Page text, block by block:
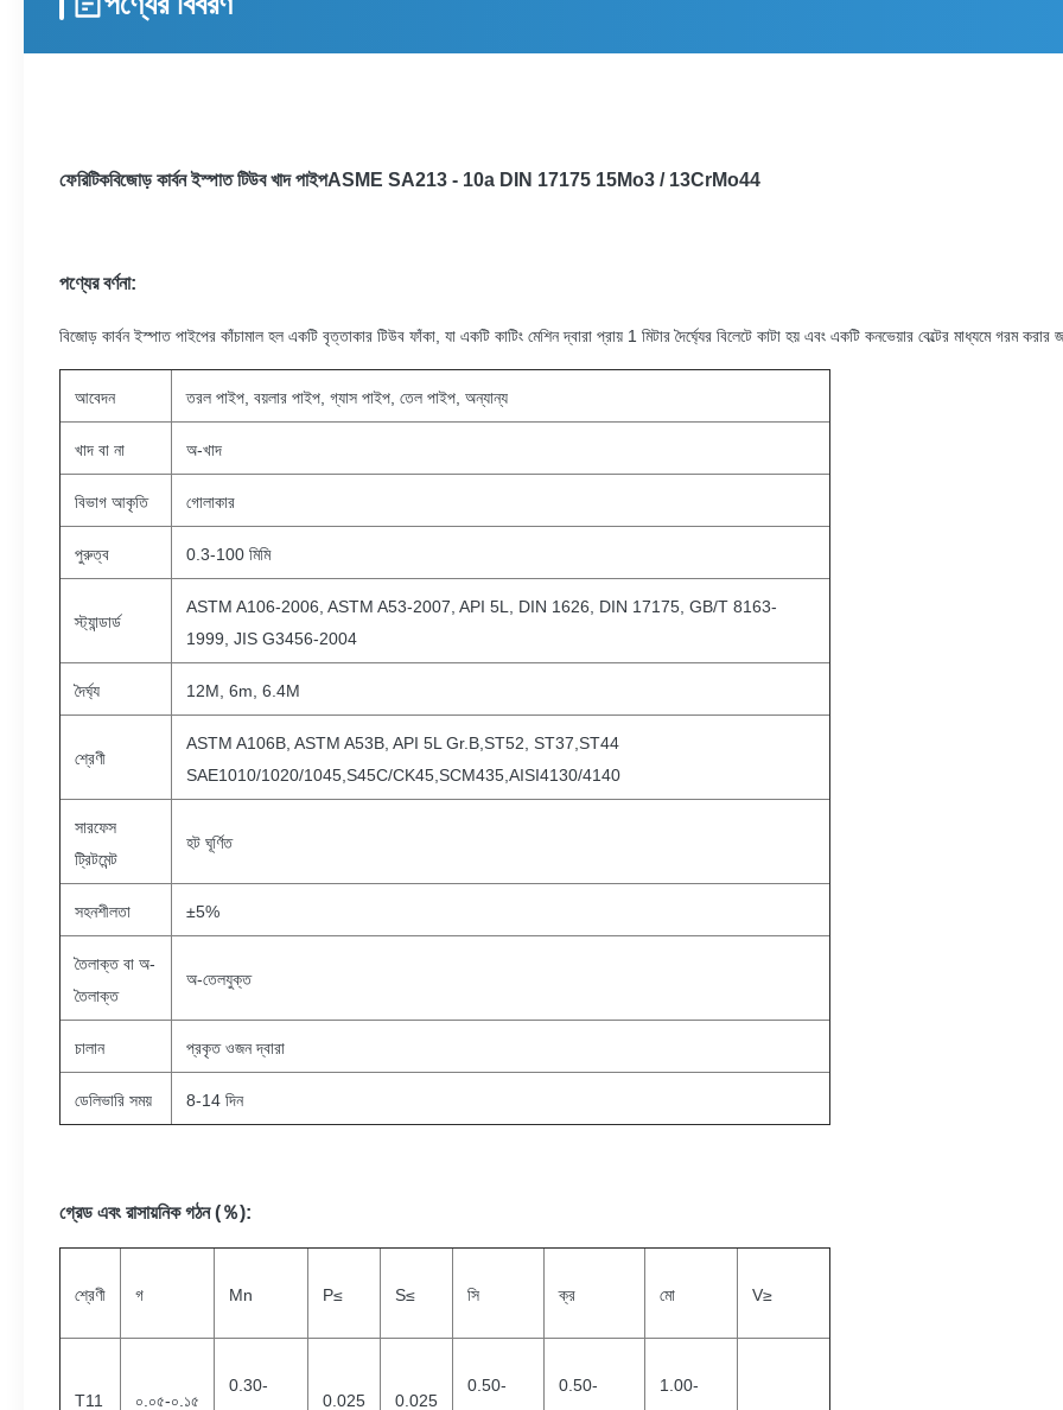
ফেরিটিকবিজোড় কার্বন ইস্পাত টিউব খাদ পাইপASME SA213 - 10a DIN 17175 15Mo3 / 13CrMo44
পণ্যের বর্ণনা:
বিজোড় কার্বন ইস্পাত পাইপের কাঁচামাল হল একটি বৃত্তাকার টিউব ফাঁকা, যা একটি কাটিং মেশিন দ্বারা প্রায় 1 মিটার দৈর্ঘ্যের বিলেটে কাটা হয় এবং একটি কনভেয়ার বেল্টের মাধ্যমে গরম
আবেদন তরল পাইপ, বয়লার পাইপ, গ্যাস পাইপ, তেল পাইপ, অন্যান্য
খাদ বা না অ-খাদ
বিভাগ আকৃতি গোলাকার
পুরুত্ব 0.3-100 মিমি
স্ট্যান্ডার্ড
ASTM A106-2006, ASTM A53-2007, API 5L, DIN 1626, DIN 17175, GB/T 8163-
1999, JIS G3456-2004
দৈর্ঘ্য 12M, 6m, 6.4M
শ্রেণী
ASTM A106B, ASTM A53B, API 5L Gr.B,ST52, ST37,ST44
SAE1010/1020/1045,S45C/CK45,SCM435,AISI4130/4140
সারফেস
ট্রিটমেন্ট
হট ঘূর্ণিত
সহনশীলতা ±5%
তৈলাক্ত বা অ-
তৈলাক্ত
অ-তেলযুক্ত
চালান প্রকৃত ওজন দ্বারা
ডেলিভারি সময় 8-14 দিন
গ্রেড এবং রাসায়নিক গঠন (％):
শ্রেণী গ Mn P≤ S≤ সি ক্র মো V≥
T11 ০.০৫-০.১৫
0.30-
0.025 0.025
0.50-
0.50-
1.00-